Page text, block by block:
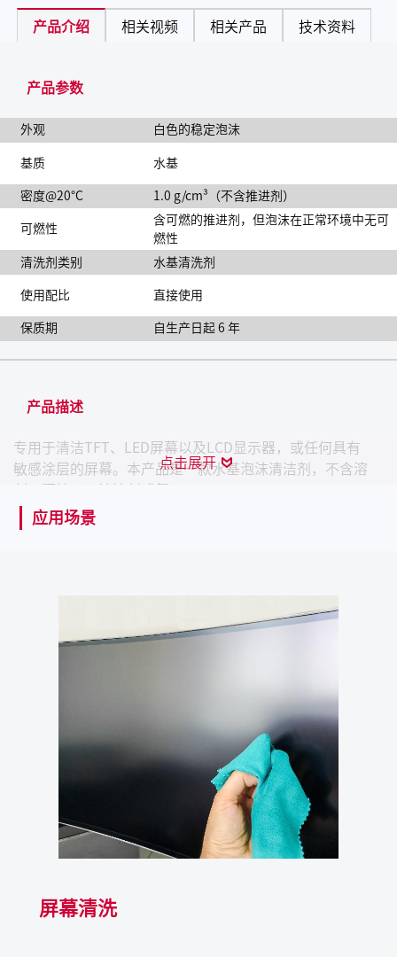
产品介绍 相关视频 相关产品 技术资料
点击展开
产品参数
外观 白色的稳定泡沫
基质 水基
密度@20°C 1.0 g/cm³（不含推进剂）
可燃性
含可燃的推进剂，但泡沫在正常环境中无可
燃性
清洗剂类别
水基清洗剂
使用配比 直接使用
保质期 自生产日起 6 年
产品描述
专用于清洁TFT、LED屏幕以及LCD显示器，或任何具有
敏感涂层的屏幕。本产品是一款水基泡沫清洁剂，不含溶
剂、酒精、石油溶剂或氨。
对常见的污染物均有效，如手指印、尼古丁
泡沫稳定
应用场景
本产品可以清洁以下设备的屏幕：电脑显示屏、笔记本电
脑或便携式电脑、智能手机、摄像机、导航系统；也适用
于：扫描仪、复印机
应用场景
屏幕清洗